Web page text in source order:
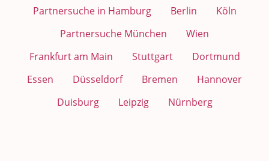
Partnersuche in Hamburg
Berlin
Köln
Partnersuche München
Wien
Frankfurt am Main
Stuttgart
Dortmund
Essen
Düsseldorf Bremen
Hannover
Duisburg
Leipzig Nürnberg